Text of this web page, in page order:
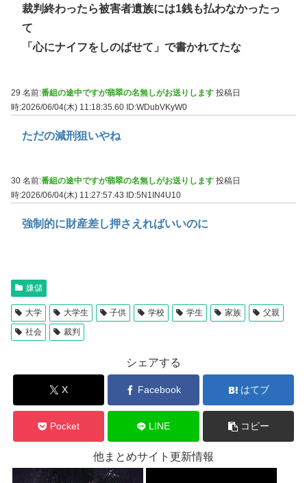
裁判終わったら被害者遺族には1銭も払わなかったっ
て
「心にナイフをしのばせて」で書かれてたな
29 名前:番組の途中ですが翡翠の名無しがお送りします 投稿日
時:2026/06/04(木) 11:18:35.60 ID:WDubVKyW0
ただの減刑狙いやね
30 名前:番組の途中ですが翡翠の名無しがお送りします 投稿日
時:2026/06/04(木) 11:27:57.43
ID:5N1IN4U10
強制的に財産差し押さえればいいのに
嫌儲
大学 大学生 子供 学校 学生 家族
父親
社会
裁判
シェアする
X Facebook はてブ
Pocket LINE コピー
他まとめサイト更新情報